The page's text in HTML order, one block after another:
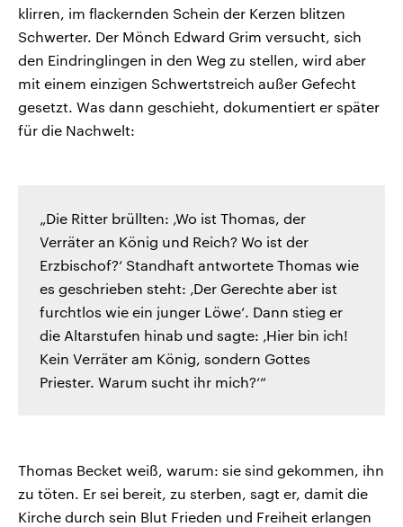
klirren, im flackernden Schein der Kerzen blitzen
Schwerter. Der Mönch Edward Grim versucht, sich
den Eindringlingen in den Weg zu stellen, wird aber
mit einem einzigen Schwertstreich außer Gefecht
gesetzt. Was dann geschieht, dokumentiert er später
für die Nachwelt:
„Die Ritter brüllten: ‚Wo ist Thomas, der
Verräter an König und Reich? Wo ist der
Erzbischof?‘ Standhaft antwortete Thomas wie
es geschrieben steht: ‚Der Gerechte aber ist
furchtlos wie ein junger Löwe‘. Dann stieg er
die Altarstufen hinab und sagte: ‚Hier bin ich!
Kein Verräter am König, sondern Gottes
Priester. Warum sucht ihr mich?‘“
Thomas Becket weiß, warum: sie sind gekommen, ihn
zu töten. Er sei bereit, zu sterben, sagt er, damit die
Kirche durch sein Blut Frieden und Freiheit erlangen